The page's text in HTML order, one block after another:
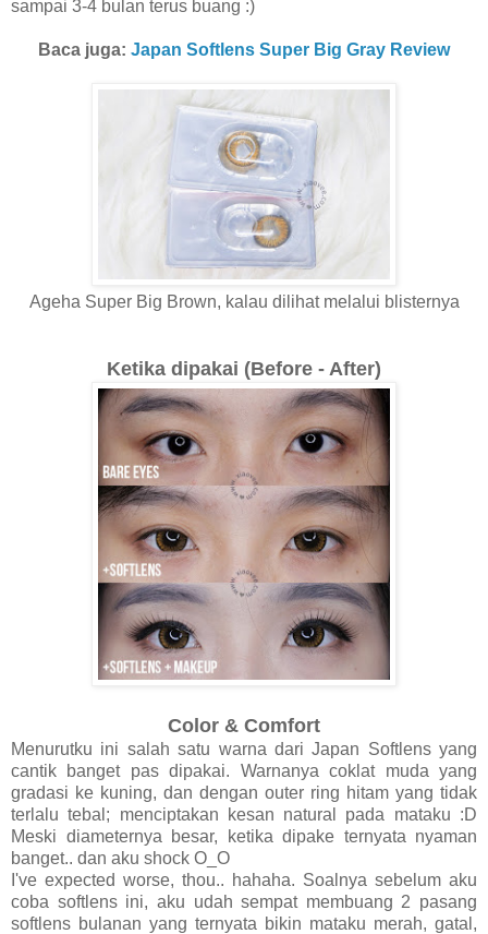
sampai 3-4 bulan terus buang :)
Baca juga: Japan Softlens Super Big Gray Review
Ageha Super Big Brown, kalau dilihat melalui blisternya
Ketika dipakai (Before - After)
Color & Comfort
Menurutku ini salah satu warna dari Japan Softlens yang
cantik banget pas dipakai. Warnanya coklat muda yang
gradasi ke kuning, dan dengan outer ring hitam yang tidak
terlalu tebal; menciptakan kesan natural pada mataku :D
Meski diameternya besar, ketika dipake ternyata nyaman
banget.. dan aku shock O_O
I've expected worse, thou.. hahaha. Soalnya sebelum aku
coba softlens ini, aku udah sempat membuang 2 pasang
softlens bulanan yang ternyata bikin mataku merah, gatal,